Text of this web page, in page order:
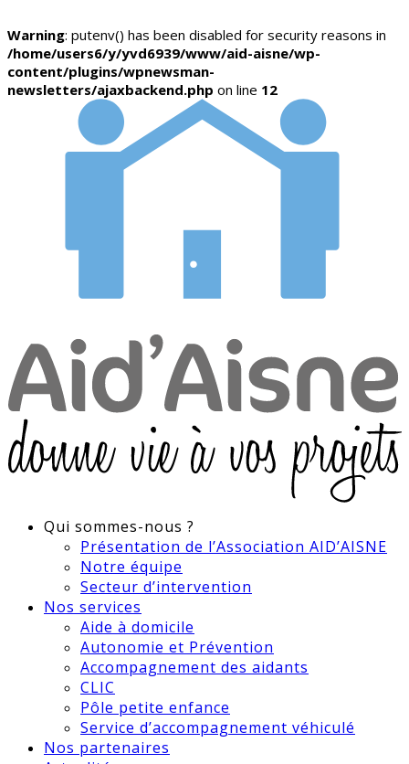
Warning: putenv() has been disabled for security reasons in
/home/users6/y/yvd6939/www/aid-aisne/wp-
content/plugins/wpnewsman-
newsletters/ajaxbackend.php on line 12
Qui sommes-nous ?
Présentation de l’Association AID’AISNE
Notre équipe
Secteur d’intervention
Nos services
Aide à domicile
Autonomie et Prévention
Accompagnement des aidants
CLIC
Pôle petite enfance
Service d’accompagnement véhiculé
Nos partenaires